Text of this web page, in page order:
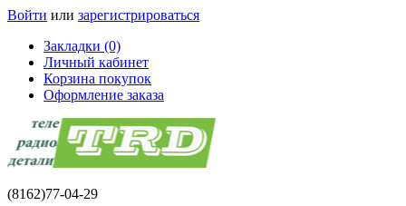
Войти или зарегистрироваться
Закладки (0)
Личный кабинет
Корзина покупок
Оформление заказа
(8162)77-04-29